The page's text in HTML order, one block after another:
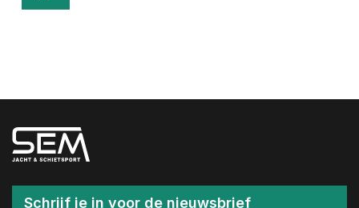
Schrijf je in voor de nieuwsbrief